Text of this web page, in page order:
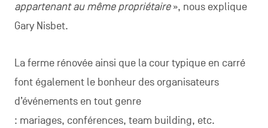
appartenant au même propriétaire», nous explique
Gary Nisbet.
La ferme rénovée ainsi que la cour typique en carré
font également le bonheur des organisateurs
d’événements en tout genre
: mariages, conférences, team building, etc.